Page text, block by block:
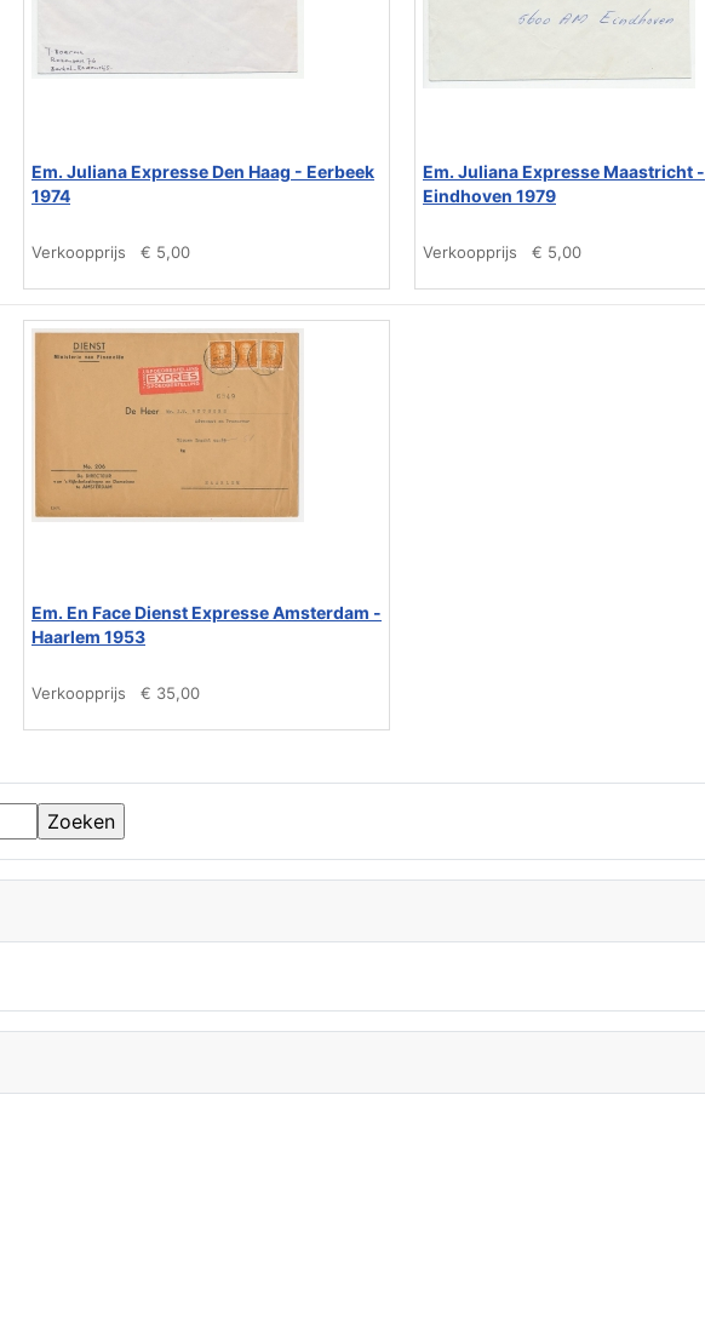
Em. Juliana Expresse Den Haag - Eerbeek
1974
Verkoopprijs € 5,00
Em. Juliana Expresse Maastricht -
Eindhoven 1979
Verkoopprijs € 5,00
Em. En Face Dienst Expresse Amsterdam -
Haarlem 1953
Verkoopprijs € 35,00